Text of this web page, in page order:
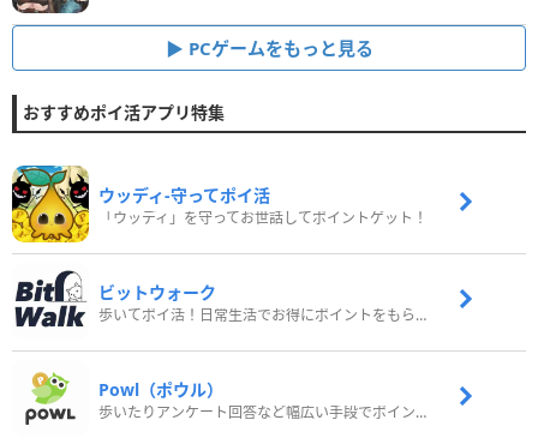
PCゲームをもっと見る
おすすめポイ活アプリ特集
ウッディ‐守ってポイ活
「ウッディ」を守ってお世話してポイントゲット！
ビットウォーク
歩いてポイ活！日常生活でお得にポイントをもらおう
Powl（ポウル）
歩いたりアンケート回答など幅広い手段でポイントをゲット